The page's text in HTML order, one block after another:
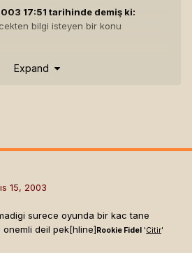
17:51 tarihinde demiş ki:
bilgi isteyen bir konu
=p
Expand
15, 2003
surece oyunda bir kac tane
deil pek[hline] Rookie Fidel 'Citir'